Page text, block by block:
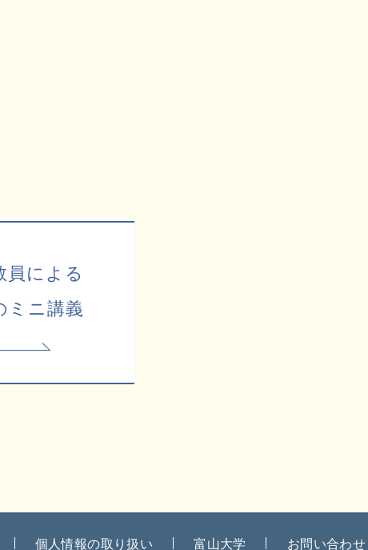
員による
ミニ講義
個人情報の取り扱い 富山大学 お問い合わせ